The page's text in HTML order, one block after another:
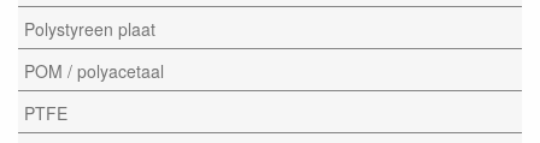
Polystyreen plaat
POM / polyacetaal
PTFE